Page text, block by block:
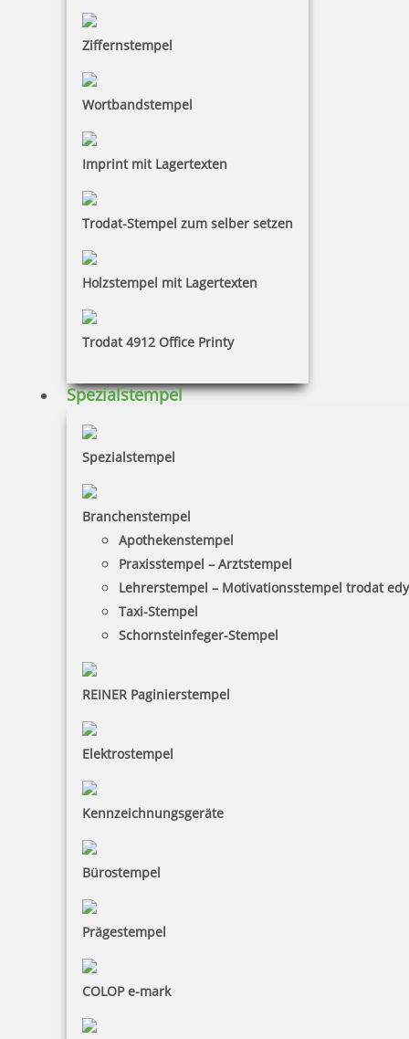
Ziffernstempel
Wortbandstempel
Imprint mit Lagertexten
Trodat-Stempel zum selber setzen
Holzstempel mit Lagertexten
Trodat 4912 Office Printy
Spezialstempel
Spezialstempel
Branchenstempel
Apothekenstempel
Praxisstempel – Arztstempel
Lehrerstempel – Motivationsstempel trodat
Taxi-Stempel
Schornsteinfeger-Stempel
REINER Paginierstempel
Elektrostempel
Kennzeichnungsgeräte
Bürostempel
Prägestempel
COLOP e-mark
Ein Datumsstempel ohne Text eignet sich sehr gut
versehen möchten. Zum Gebrauch benötigen Sie ein
separates Stempelkissen. Der Tag und das Jahr
abgekürzt in Buchstaben abgedruck. Es gibt den
Colop-Datumsstempel auch in der englischen